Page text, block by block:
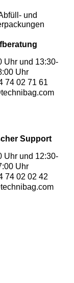
und
Uhr und 13:30-
Uhr
74 02 71 61
Support
Uhr und 12:30-
Uhr
74 02 02 42